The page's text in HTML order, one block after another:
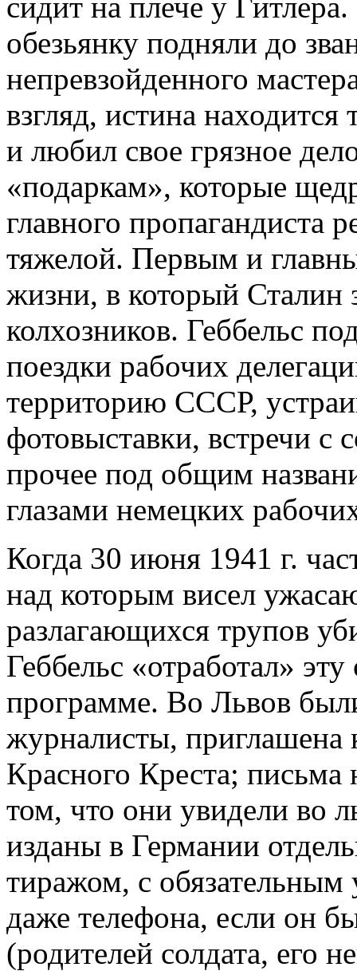
обезьянку подняли до
непревзойденного
взгляд, истина находится
и любил свое грязное
«подаркам», которые
главного пропагандиста
тяжелой. Первым и
жизни, в который Сталин
колхозников. Геббельс
поездки рабочих
территорию СССР,
фотовыставки, встречи с
прочее под общим
глазами немецких
Когда 30 июня 1941 г.
над которым висел
разлагающихся трупов
Геббельс «отработал»
программе. Во Львов
журналисты,
Красного Креста; письма
том, что они увидели во
изданы в Германии
тиражом, с обязательным
даже телефона, если он
(родителей солдата, его